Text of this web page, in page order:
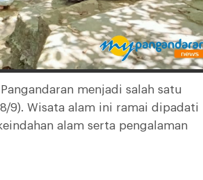
menjadi salah satu
9). Wisata alam ini ramai dipadati
alam serta pengalaman